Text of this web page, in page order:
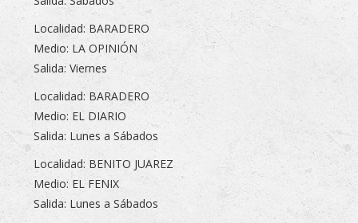
Localidad: BARADERO
Medio: LA OPINIÓN
Salida: Viernes
Localidad: BARADERO
Medio: EL DIARIO
Salida: Lunes a Sábados
Localidad: BENITO JUAREZ
Medio: EL FENIX
Salida: Lunes a Sábados